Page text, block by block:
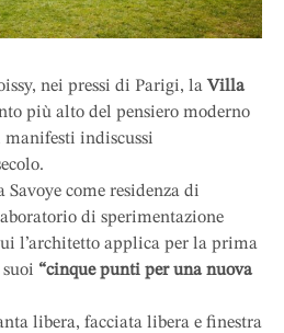
nei pressi di Parigi, laVilla
più alto del pensiero moderno
indiscussi
come residenza di
di sperimentazione
l’architetto applica per la prima
“cinque punti per una nuova
libera, facciata libera e finestra